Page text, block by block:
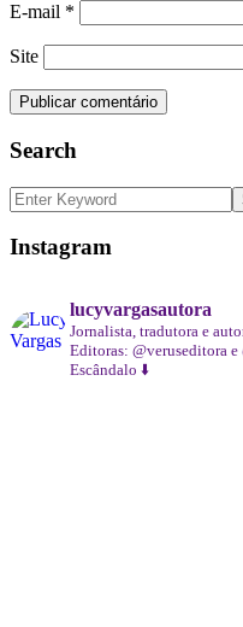
E-mail *
Site
Search
Instagram
lucyvargasautora
Jornalista, tradutora e
Editoras: @veruseditora e
Escândalo ⬇️